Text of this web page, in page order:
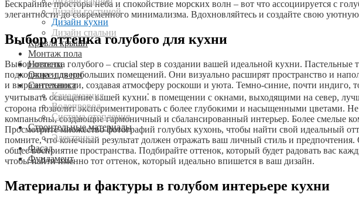
Дизайн гостиной
Дизайн кухни
Дизайн спальни
Кровля крыши
Монтаж пола
Новости
Окна и двери
Сантехника
Канализация
Водопровод
Система отопления
Строительные материалы
Электрика
Фасад
Фундамент
Бескрайние просторы неба и спокойствие морских волн – вот что ассоциируется с
элегантности до современного минимализма. Вдохновляйтесь и создайте свою
Выбор оттенка голубого для кухни
Выбор оттенка голубого – crucial step в создании вашей идеальной кухни.
подходящее для небольших помещений. Они визуально расширят пространство и
и выразительности, создавая атмосферу роскоши и уюта. Темно-синие, почти
учитывать освещение вашей кухни⁚ в помещении с окнами, выходящими на север,
сторона позволит экспериментировать с более глубокими и насыщенными цветами.
компаньоны, создающие гармоничный и сбалансированный интерьер. Более смелые
Просмотрите множество фотографий голубых кухонь, чтобы найти свой идеальный
помните, что конечный результат должен отражать ваш личный стиль и
общее восприятие пространства. Подбирайте оттенок, который будет радовать вас
чтобы найти именно тот оттенок, который идеально впишется в ваш дизайн.
Материалы и фактуры в голубом интерьере кухни